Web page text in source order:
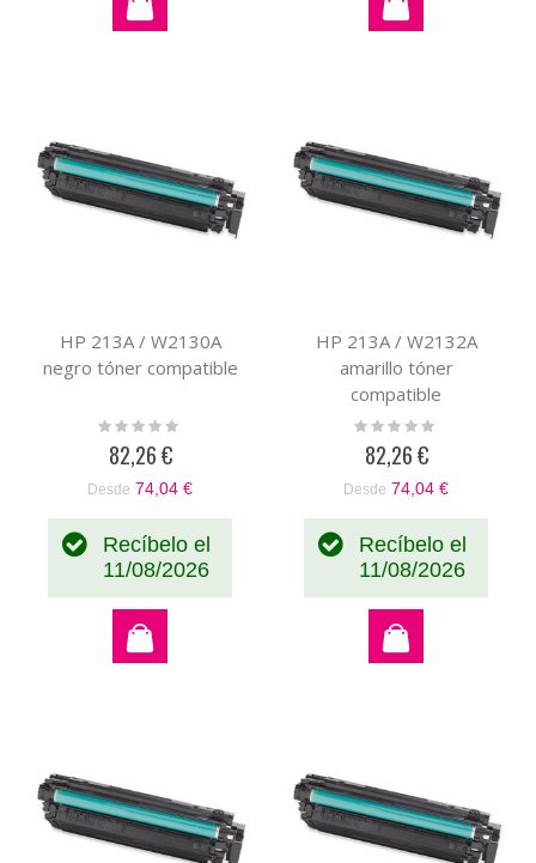
HP 213A / W2130A
negro tóner compatible
Rating:
82,26 €
Desde 74,04 €
Recíbelo el
11/08/2026
HP 213A / W2132A
amarillo tóner
compatible
Rating:
82,26 €
Desde 74,04 €
Recíbelo el
11/08/2026